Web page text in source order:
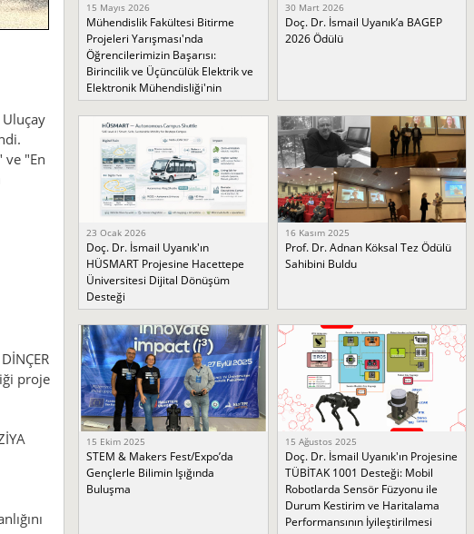
ve "En
proje
15 Mayıs 2026
Mühendislik Fakültesi Bitirme
Projeleri Yarışması'nda
Öğrencilerimizin Başarısı:
Birincilik ve Üçüncülük Elektrik ve
Elektronik Mühendisliği'nin
30 Mart 2026
Doç. Dr. İsmail Uyanık’a BAGEP
2026 Ödülü
23 Ocak 2026
Doç. Dr. İsmail Uyanık'ın
HÜSMART Projesine Hacettepe
Üniversitesi Dijital Dönüşüm
Desteği
16 Kasım 2025
Prof. Dr. Adnan Köksal Tez Ödülü
Sahibini Buldu
15 Ekim 2025
STEM & Makers Fest/Expo’da
Gençlerle Bilimin Işığında
Buluşma
15 Ağustos 2025
Doç. Dr. İsmail Uyanık'ın Projesine
TÜBİTAK 1001 Desteği: Mobil
Robotlarda Sensör Füzyonu ile
Durum Kestirim ve Haritalama
Performansının İyileştirilmesi